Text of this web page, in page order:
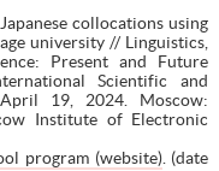
collocations using
university // Linguistics,
Present and Future
Scientific and
19, 2024. Moscow:
Institute of Electronic
program (website). (date